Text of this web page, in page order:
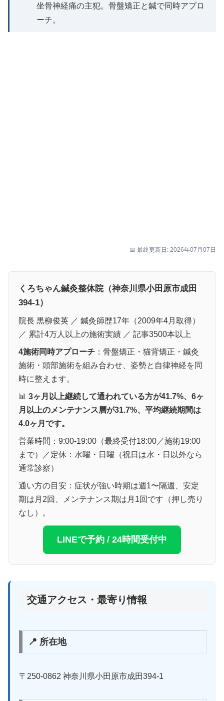
坐骨神経痛の主犯。骨盤矯正と鍼で同時アプロ
ーチ。
📅 最終更新日: 2026年07月07日
くろちゃん鍼灸整体院（神奈川県小田原市成田
394-1）
院長 黒柳俊英 ／ 鍼灸師歴17年（2009年4月取得）
／ 累計4万人以上の施術実績 ／ 記事3500本以上
4施術同時アプローチ ：骨盤矯正・猫背矯正・鍼灸
施術・頭部施術を組み合わせ、姿勢と自律神経を同
時に整えます。
📊 3ヶ月以上継続して通われている方が41.7%、6ヶ
月以上のメンテナンス層が31.7%、平均継続期間は
4.0ヶ月です。
営業時間：9:00-19:00（最終受付18:00／施術19:00
まで）／定休：水曜・日曜（祝日は水・日以外なら
通常診察）
通い方の目安：症状が強い時期は週1〜隔週、安定
期は月2回、メンテナンス期は月1回です（押し売り
なし）。
LINEで予約 / 24時間受付中
交通アクセス・最寄り情報
📍 所在地
〒250-0862 神奈川県小田原市成田394-1